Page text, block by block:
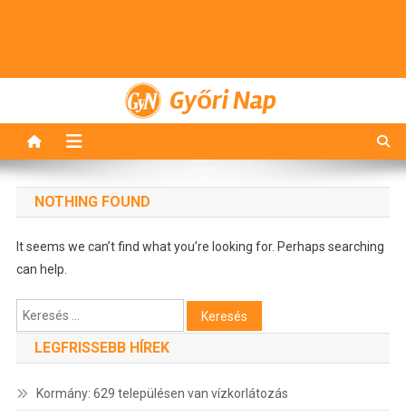
Győri Nap
NOTHING FOUND
It seems we can’t find what you’re looking for. Perhaps searching
can help.
Keresés:
LEGFRISSEBB HÍREK
Kormány: 629 településen van vízkorlátozás